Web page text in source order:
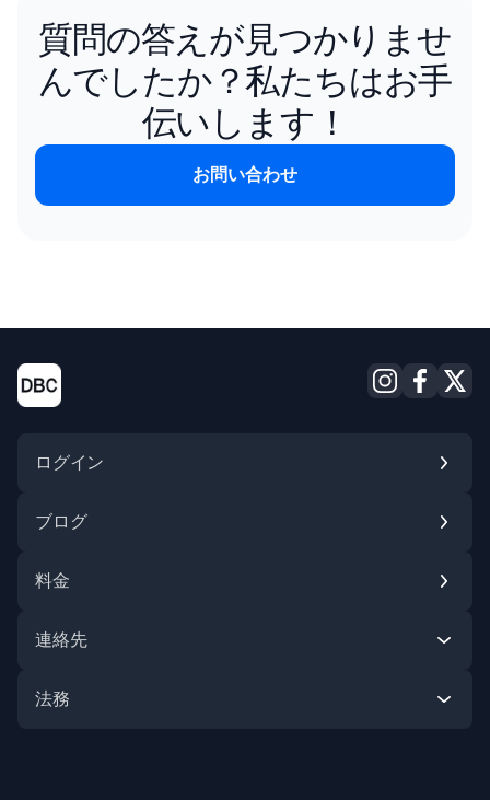
質問の答えが見つかりませ
んでしたか？私たちはお手
伝いします！
お問い合わせ
ログイン
ブログ
料金
連絡先
法務